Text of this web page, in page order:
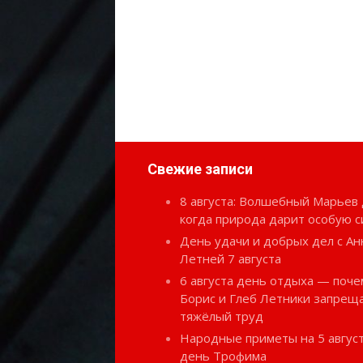
Свежие записи
8 августа: Волшебный Марьев
когда природа дарит особую
День удачи и добрых дел с
Летней 7 августа
6 августа день отдыха —
Борис и Глеб Летники
тяжёлый труд
Народные приметы на 5
день Трофима